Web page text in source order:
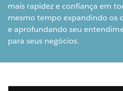
mais rapidez e confiança em
mesmo tempo expandindo os
e aprofundando seu
para seus negócios.